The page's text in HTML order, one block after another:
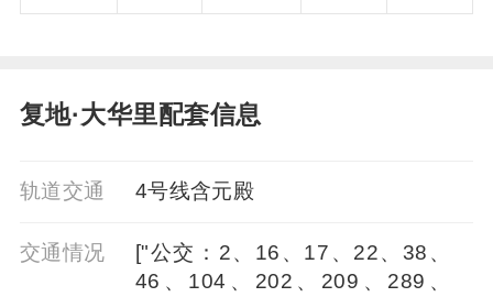
复地·大华里配套信息
轨道交通 4号线含元殿
交通情况
["公交：2、16、17、22、38、
46、104、202、209、289、